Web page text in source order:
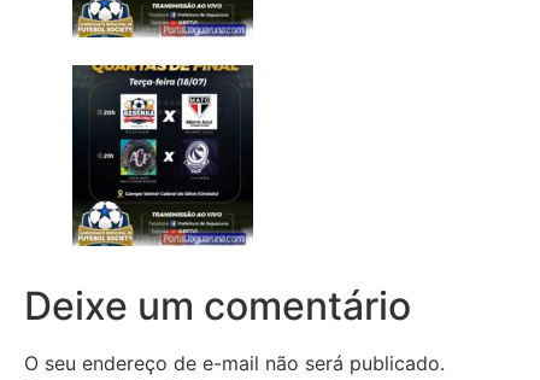
Deixe um comentário
O seu endereço de e-mail não será publicado.